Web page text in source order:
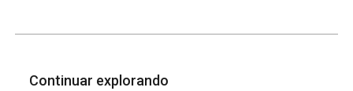
Continuar explorando